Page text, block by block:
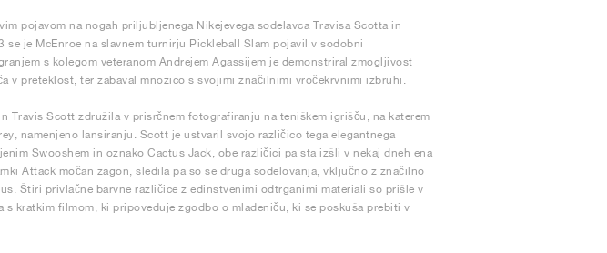
pojavom na nogah priljubljenega Nikejevega sodelavca Travisa Scotta in
se je McEnroe na slavnem turnirju Pickleball Slam pojavil v sodobni
s kolegom veteranom Andrejem Agassijem je demonstriral zmogljivost
v preteklost, ter zabaval množico s svojimi značilnimi vročekrvnimi izbruhi.
Travis Scott združila v prisrčnem fotografiranju na teniškem igrišču, na katerem
namenjeno lansiranju. Scott je ustvaril svojo različico tega elegantnega
Swooshem in oznako Cactus Jack, obe različici pa sta izšli v nekaj dneh ena
Attack močan zagon, sledila pa so še druga sodelovanja, vključno z značilno
Štiri privlačne barvne različice z edinstvenimi odtrganimi materiali so prišle v
s kratkim filmom, ki pripoveduje zgodbo o mladeniču, ki se poskuša prebiti v